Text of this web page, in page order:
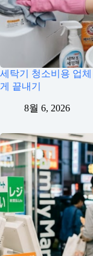
세탁기 청소비용 업
게 끝내기
8월 6, 2026